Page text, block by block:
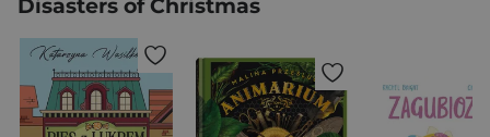
Disasters of Christmas